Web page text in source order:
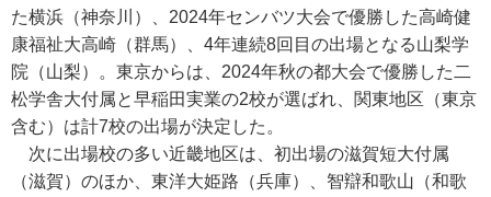
た横浜（神奈川）、2024年センバツ大会で優勝した高崎健
康福祉大高崎（群馬）、4年連続8回目の出場となる山梨学
院（山梨）。東京からは、2024年秋の都大会で優勝した二
松学舎大付属と早稲田実業の2校が選ばれ、関東地区（東京
含む）は計7校の出場が決定した。
次に出場校の多い近畿地区は、初出場の滋賀短大付属
（滋賀）のほか、東洋大姫路（兵庫）、智辯和歌山（和歌